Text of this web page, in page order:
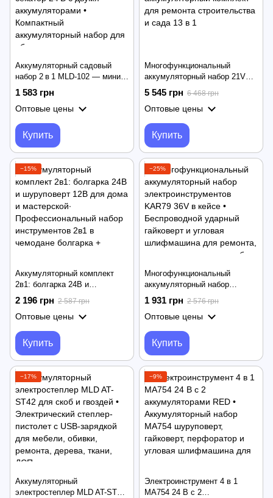
Аккумуляторный садовый
набор 2 в 1 MLD-102 — мини-
цепная пила 6" и секатор 24 В
с двумя аккумуляторами •
Компактный аккумуляторный
— пила 6" + секатор
1 583 грн
Оптовые цены
Купить
Многофункциональный
аккумуляторный набор 21V
YN-43 • Универсальный
аккумуляторный комплект
для ремонта строительства и
5 545 грн 6 468 грн
Оптовые цены
Купить
−15%
Аккумуляторный комплект
2в1: болгарка 24В и
шуруповерт 12В для дома и
мастерской∙
Профессиональный набор
болгарка + шуруповерт
2 196 грн 2 587 грн
Оптовые цены
Купить
−25%
Многофункциональный
аккумуляторный набор
электроинструментов KAR79
36V в кейсе • Беспроводной
ударный гайковерт и угловая
монтажа и гаражных работ
1 931 грн 2 576 грн
Оптовые цены
Купить
−17%
Аккумуляторный
электростеплер MLD AT-ST42
−9%
Электроинструмент 4 в 1
MA754 24 В с 2